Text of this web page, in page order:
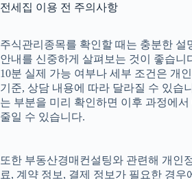
전세집 이용 전 주의사항
주식관리종목를 확인할 때는 충분한 설
안내를 신중하게 살펴보는 것이 좋습니
10분 실제 가능 여부나 세부 조건은 개
기준, 상담 내용에 따라 달라질 수 있습
는 부분을 미리 확인하면 이후 과정에
줄일 수 있습니다.
또한 부동산경매컨설팅와 관련해 개인
료, 계약 정보, 결제 정보가 필요한 경우